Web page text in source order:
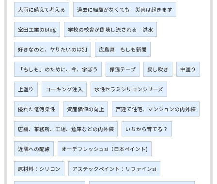
大雨に備えて考える 過去に経験がなくても 災害は起きます
室田工業のblog 学校の校舎が倒壊し流される 洪水
好きなのと、ヤりたいのは別 広島県 もしも新聞
「もしも」のために、今、学ぼう 保温テープ 戻し吹き 中塗り
上塗り コーキング注入 水性セラミシリコンシリーズ
優れた低汚染性 資産価値の向上 戸建て住宅、マンションの内外装
店舗、事務所、工場、倉庫などの内外装 いちから育てる？
近隣への配慮 オーデフレッシュsi（日本ペイント)
原材料：シリコン アステックペイント：リファインsi